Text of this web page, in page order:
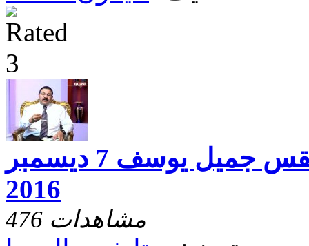
تليفون السماء مع القس جميل يوسف 7 ديسمبر
2016
476 مشاهدات